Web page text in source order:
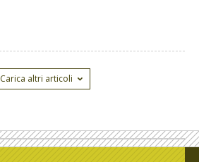
Carica altri articoli